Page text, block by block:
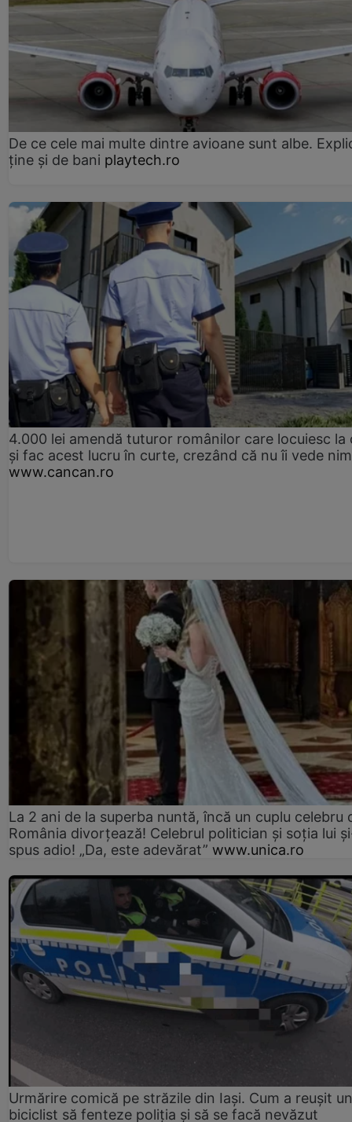
De ce cele mai multe dintre avioane sunt albe.
ține și de bani playtech.ro
4.000 lei amendă tuturor românilor care locuiesc la
și fac acest lucru în curte, crezând că nu îi vede
www.cancan.ro
La 2 ani de la superba nuntă, încă un cuplu celebru
România divorțează! Celebrul politician și soția lui
spus adio! „Da, este adevărat” www.unica.ro
Urmărire comică pe străzile din Iași. Cum a reușit un
biciclist să fenteze poliția și să se facă nevăzut